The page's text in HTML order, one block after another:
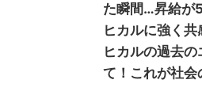
た瞬間…昇給が
ヒカルに強く
ヒカルの過去
て！これが社